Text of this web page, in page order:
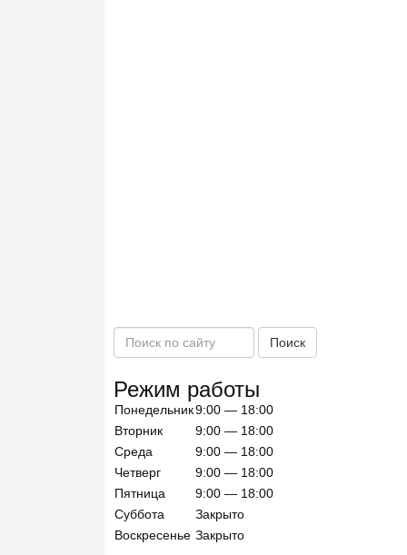
о
с
к
п
о
с
а
й
Поиск
Режим работы
Понедельник9:00 — 18:00
Вторник
9:00 — 18:00
Среда
9:00 — 18:00
Четверг
9:00 — 18:00
Пятница
9:00 — 18:00
Суббота
Закрыто
Воскресенье Закрыто